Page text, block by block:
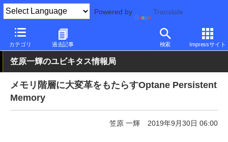
Powered by Translate
カテゴリ 過去記事 検索 Impressサイト
PC Watch 半導体/周辺機器
笠原一輝のユビキタス情報局
メモリ階層に大変革をもたらすOptane Persistent
Memory
笠原 一輝 2019年9月30日 06:00